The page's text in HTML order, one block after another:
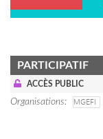
PARTICIPATIF
ACCÈS PUBLIC
Organisations MGEFI